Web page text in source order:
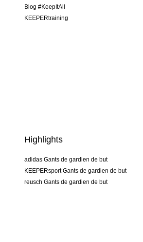
Blog #KeepItAll
KEEPERtraining
Highlights
adidas Gants de gardien de but
KEEPERsport Gants de gardien de but
reusch Gants de gardien de but